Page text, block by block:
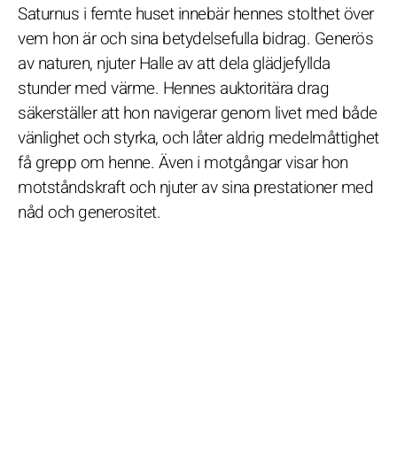
Saturnus i femte huset innebär hennes stolthet över
vem hon är och sina betydelsefulla bidrag. Generös
av naturen, njuter Halle av att dela glädjefyllda
stunder med värme. Hennes auktoritära drag
säkerställer att hon navigerar genom livet med både
vänlighet och styrka, och låter aldrig medelmåttighet
få grepp om henne. Även i motgångar visar hon
motståndskraft och njuter av sina prestationer med
nåd och generositet.